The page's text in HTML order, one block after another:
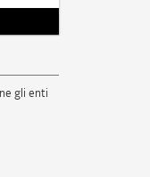
gli enti